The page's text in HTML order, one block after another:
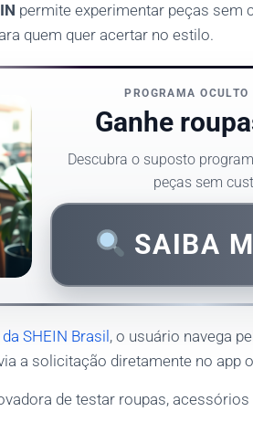
permite experimentar peças sem
quem quer acertar no estilo.
PROGRAMA OCULTO
Ganhe
Descubra o suposto
peças sem
SAIBA
SHEIN Brasil , o usuário navega
a solicitação diretamente no app
de testar roupas,